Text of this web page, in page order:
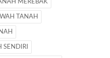
MEREBAK
TANAH
SENDIRI